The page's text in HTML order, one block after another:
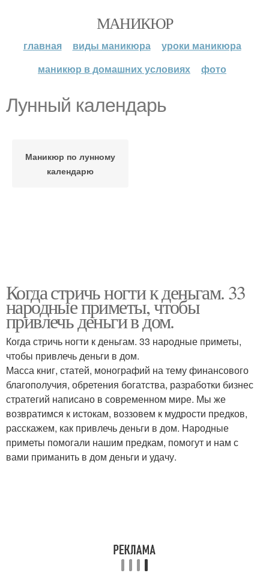
МАНИКЮР
главная виды маникюра
уроки маникюра
маникюр в домашних условиях
фото
Лунный календарь
Маникюр по лунному
календарю
Когда стричь ногти к деньгам. 33
народные приметы, чтобы
привлечь деньги в дом.
Когда стричь ногти к деньгам. 33 народные приметы,
чтобы привлечь деньги в дом.
Масса книг, статей, монографий на тему финансового
благополучия, обретения богатства, разработки бизнес
стратегий написано в современном мире. Мы же
возвратимся к истокам, воззовем к мудрости предков,
расскажем, как привлечь деньги в дом. Народные
приметы помогали нашим предкам, помогут и нам с
вами приманить в дом деньги и удачу.